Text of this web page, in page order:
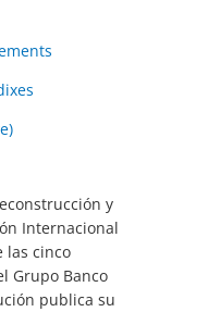
y
Internacional
las cinco
Grupo Banco
publica su